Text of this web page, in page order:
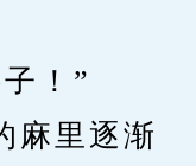
！”
里逐渐